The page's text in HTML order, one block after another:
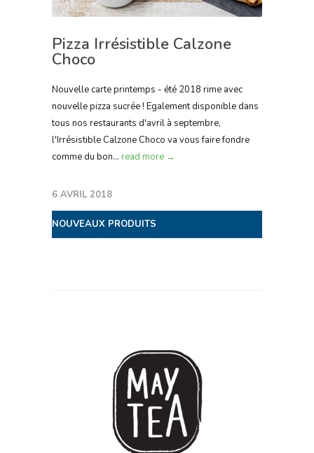
Pizza Irrésistible Calzone
Choco
Nouvelle carte printemps - été 2018 rime avec
nouvelle pizza sucrée ! Egalement disponible dans
tous nos restaurants d'avril à septembre,
l'Irrésistible Calzone Choco va vous faire fondre
comme du bon... read more →
6 AVRIL 2018
NOUVEAUX PRODUITS